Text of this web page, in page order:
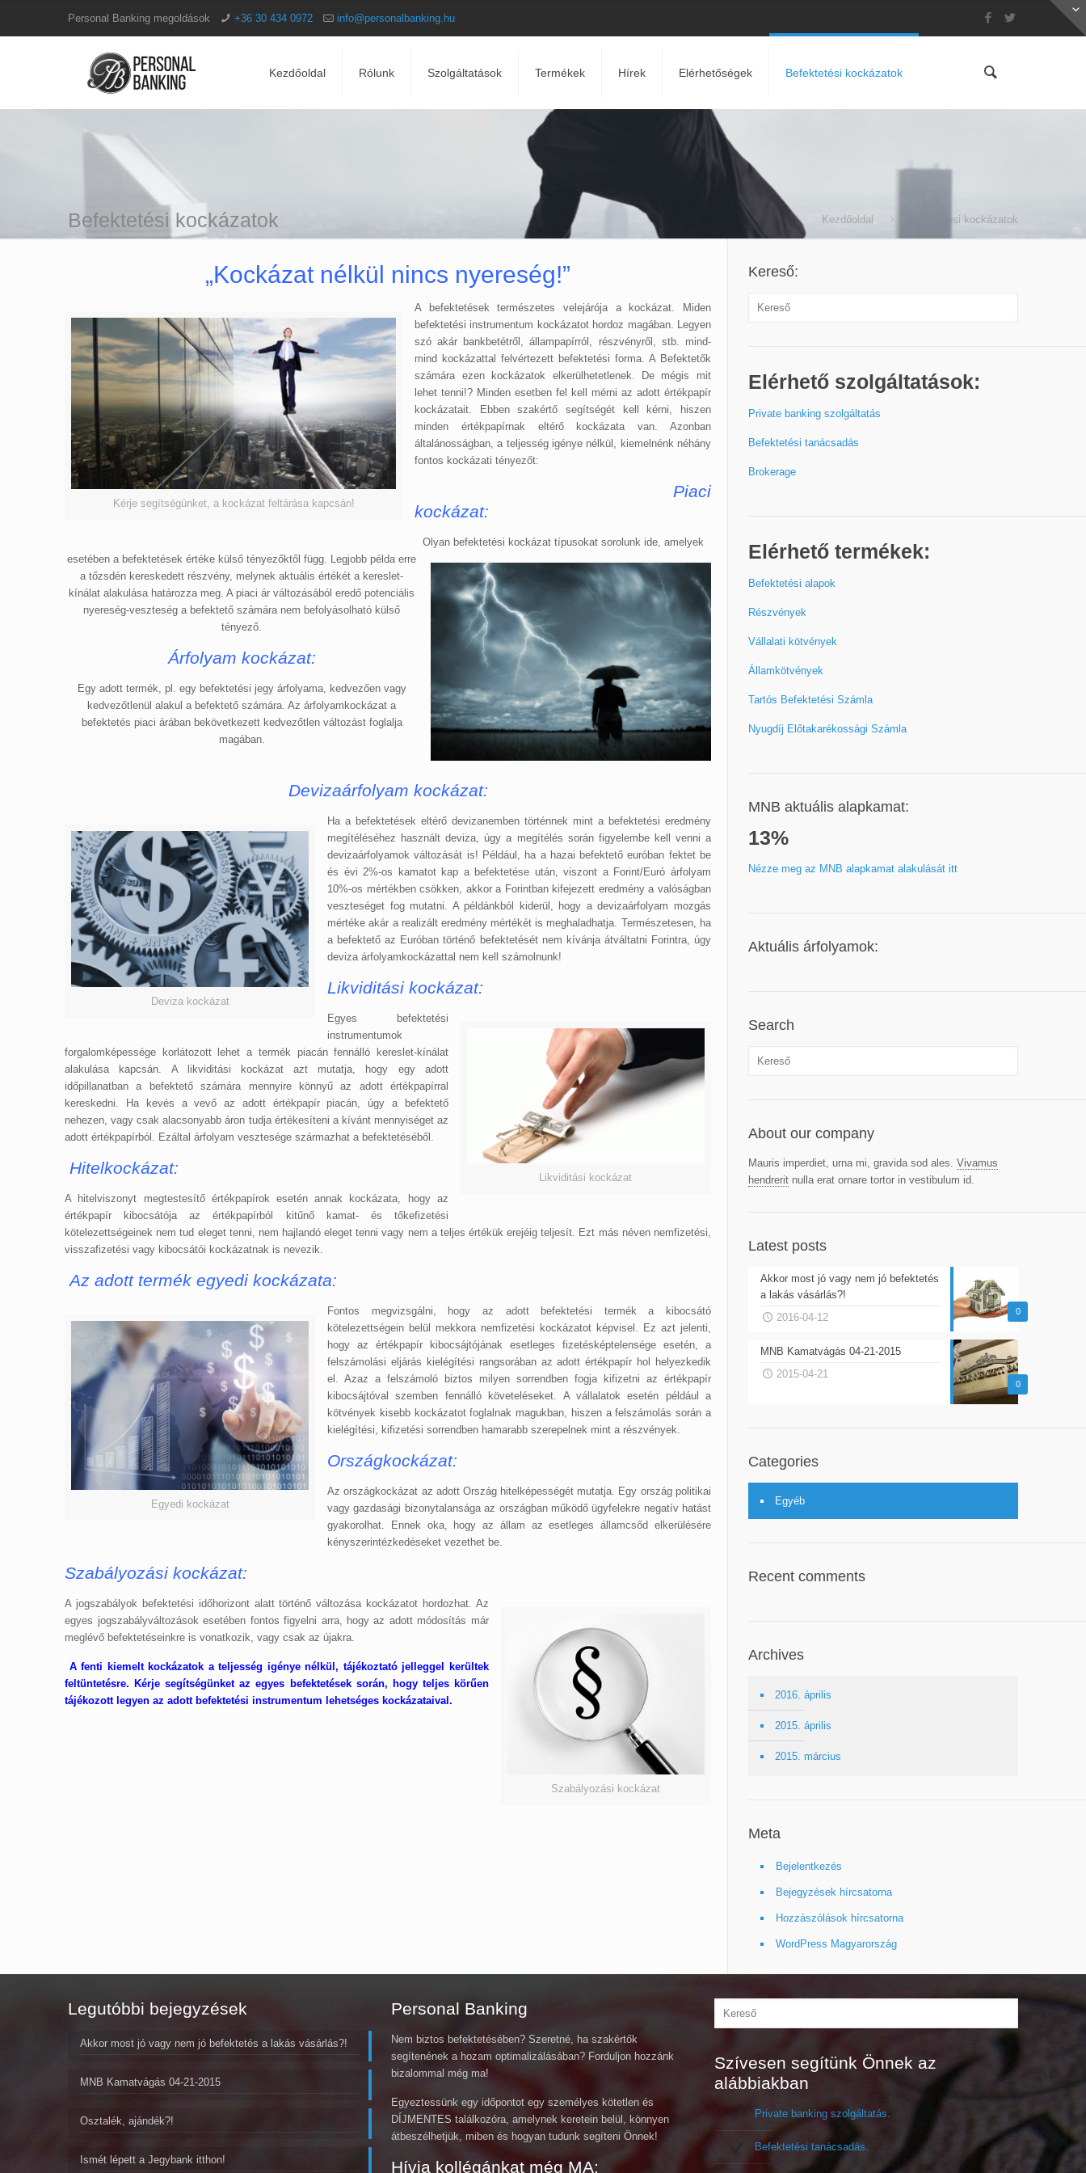
Personal Banking megoldások +36 30 434 0972 info@personalbanking.hu
Kezdőoldal Rólunk Szolgáltatások Termékek Hírek Elérhetőségek Befektetési kockázatok
Befektetési kockázatok Kezdőoldal Befektetési kockázatok
„Kockázat nélkül nincs nyereség!”
Kérje segítségünket, a kockázat feltárása kapcsán!
A befektetések természetes velejárója a kockázat. Miden
befektetési instrumentum kockázatot hordoz magában. Legyen
szó akár bankbetétről, állampapírról, részvényről, stb. mind-
mind kockázattal felvértezett befektetési forma. A Befektetők
számára ezen kockázatok elkerülhetetlenek. De mégis mit
lehet tenni!? Minden esetben fel kell mérni az adott értékpapír
kockázatait. Ebben szakértő segítségét kell kérni, hiszen
minden értékpapírnak eltérő kockázata van. Azonban
általánosságban, a teljesség igénye nélkül, kiemelnénk néhány
fontos kockázati tényezőt:
Piaci
kockázat:
Olyan befektetési kockázat típusokat sorolunk ide, amelyek
esetében a befektetések értéke külső tényezőktől függ. Legjobb példa erre
a tőzsdén kereskedett részvény, melynek aktuális értékét a kereslet-
kínálat alakulása határozza meg. A piaci ár változásából eredő potenciális
nyereség-veszteség a befektető számára nem befolyásolható külső
tényező.
Árfolyam kockázat:
Egy adott termék, pl. egy befektetési jegy árfolyama, kedvezően vagy
kedvezőtlenül alakul a befektető számára. Az árfolyamkockázat a
befektetés piaci árában bekövetkezett kedvezőtlen változást foglalja
magában.
Devizaárfolyam kockázat:
Deviza kockázat
Ha a befektetések eltérő devizanemben történnek mint a befektetési eredmény
megítéléséhez használt deviza, úgy a megítélés során figyelembe kell venni a
devizaárfolyamok változását is! Például, ha a hazai befektető euróban fektet be
és évi 2%-os kamatot kap a befektetése után, viszont a Forint/Euró árfolyam
10%-os mértékben csökken, akkor a Forintban kifejezett eredmény a valóságban
veszteséget fog mutatni. A példánkból kiderül, hogy a devizaárfolyam mozgás
mértéke akár a realizált eredmény mértékét is meghaladhatja. Természetesen, ha
a befektető az Euróban történő befektetését nem kívánja átváltatni Forintra, úgy
deviza árfolyamkockázattal nem kell számolnunk!
Likviditási kockázat:
Likviditási kockázat
Egyes befektetési
instrumentumok
forgalomképessége korlátozott lehet a termék piacán fennálló kereslet-kínálat
alakulása kapcsán. A likviditási kockázat azt mutatja, hogy egy adott
időpillanatban a befektető számára mennyire könnyű az adott értékpapírral
kereskedni. Ha kevés a vevő az adott értékpapír piacán, úgy a befektető
nehezen, vagy csak alacsonyabb áron tudja értékesíteni a kívánt mennyiséget az
adott értékpapírból. Ezáltal árfolyam vesztesége származhat a befektetéséből.
Hitelkockázat:
A hitelviszonyt megtestesítő értékpapírok esetén annak kockázata, hogy az
értékpapír kibocsátója az értékpapírból kitűnő kamat- és tőkefizetési
kötelezettségeinek nem tud eleget tenni, nem hajlandó eleget tenni vagy nem a teljes értékük erejéig teljesít. Ezt más néven nemfizetési,
visszafizetési vagy kibocsátói kockázatnak is nevezik.
Az adott termék egyedi kockázata:
Egyedi kockázat
Fontos megvizsgálni, hogy az adott befektetési termék a kibocsátó
kötelezettségein belül mekkora nemfizetési kockázatot képvisel. Ez azt jelenti,
hogy az értékpapír kibocsájtójának esetleges fizetésképtelensége esetén, a
felszámolási eljárás kielégítési rangsorában az adott értékpapír hol helyezkedik
el. Azaz a felszámoló biztos milyen sorrendben fogja kifizetni az értékpapír
kibocsájtóval szemben fennálló követeléseket. A vállalatok esetén például a
kötvények kisebb kockázatot foglalnak magukban, hiszen a felszámolás során a
kielégítési, kifizetési sorrendben hamarabb szerepelnek mint a részvények.
Országkockázat:
Az országkockázat az adott Ország hitelképességét mutatja. Egy ország politikai
vagy gazdasági bizonytalansága az országban működő ügyfelekre negatív hatást
gyakorolhat. Ennek oka, hogy az állam az esetleges államcsőd elkerülésére
kényszerintézkedéseket vezethet be.
Szabályozási kockázat:
Szabályozási kockázat
A jogszabályok befektetési időhorizont alatt történő változása kockázatot hordozhat. Az
egyes jogszabályváltozások esetében fontos figyelni arra, hogy az adott módosítás már
meglévő befektetéseinkre is vonatkozik, vagy csak az újakra.
A fenti kiemelt kockázatok a teljesség igénye nélkül, tájékoztató jelleggel kerültek
feltüntetésre. Kérje segítségünket az egyes befektetések során, hogy teljes körűen
tájékozott legyen az adott befektetési instrumentum lehetséges kockázataival.
Kereső:
Elérhető szolgáltatások:
Private banking szolgáltatás
Befektetési tanácsadás
Brokerage
Elérhető termékek:
Befektetési alapok
Részvények
Vállalati kötvények
Államkötvények
Tartós Befektetési Számla
Nyugdíj Előtakarékossági Számla
MNB aktuális alapkamat:
13%
Nézze meg az MNB alapkamat alakulását itt
Aktuális árfolyamok:
Search
About our company
Mauris imperdiet, urna mi, gravida sod ales. Vivamus
hendrerit nulla erat ornare tortor in vestibulum id.
Latest posts
0
Akkor most jó vagy nem jó befektetés
a lakás vásárlás?!
2016-04-12
0
MNB Kamatvágás 04-21-2015
2015-04-21
Categories
Egyéb
Recent comments
Archives
2016. április
2015. április
2015. március
Meta
Bejelentkezés
Bejegyzések hírcsatorna
Hozzászólások hírcsatorna
WordPress Magyarország
Legutóbbi bejegyzések
Akkor most jó vagy nem jó befektetés a lakás vásárlás?!
MNB Kamatvágás 04-21-2015
Osztalék, ajándék?!
Ismét lépett a Jegybank itthon!
Personal Banking
Nem biztos befektetésében? Szeretné, ha szakértők
segítenének a hozam optimalizálásában? Forduljon hozzánk
bizalommal még ma!
Egyeztessünk egy időpontot egy személyes kötetlen és
DÍJMENTES találkozóra, amelynek keretein belül, könnyen
átbeszélhetjük, miben és hogyan tudunk segíteni Önnek!
Hívja kollégánkat még MA:
Szívesen segítünk Önnek az
alábbiakban
Private banking szolgáltatás.
Befektetési tanácsadás.